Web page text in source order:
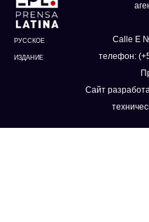
РУССКОЕ
ИЗДАНИЕ
Calle E
телефон:
Сайт